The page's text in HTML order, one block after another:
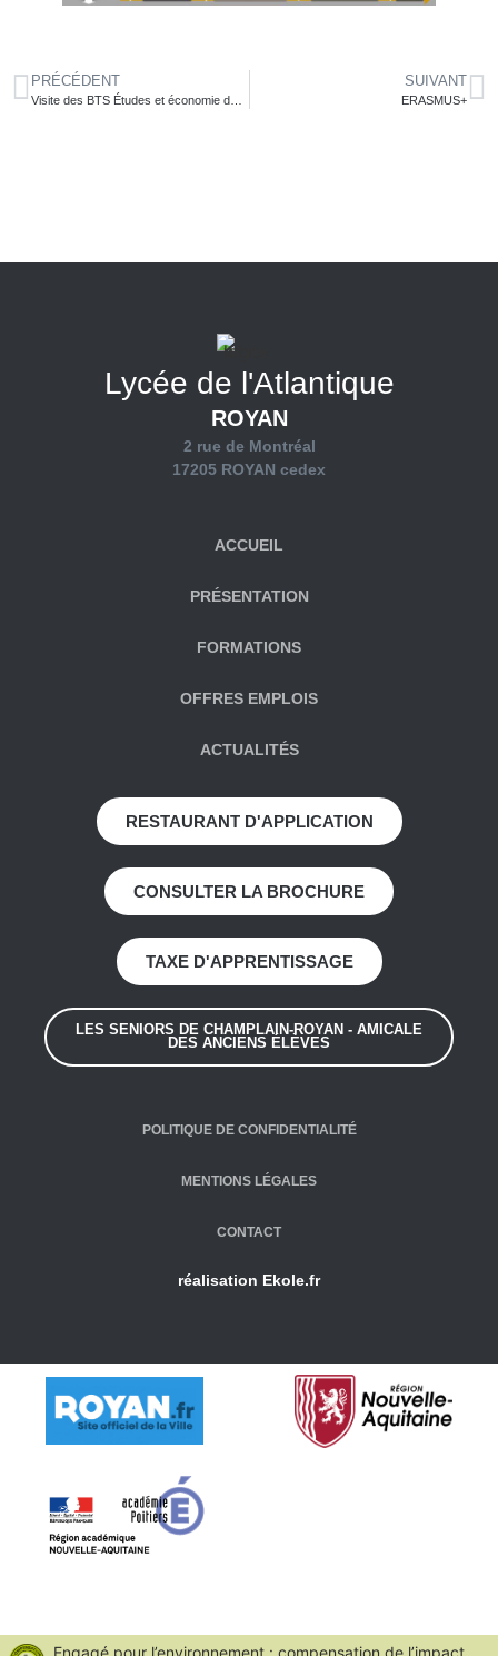
PRÉCÉDENT SUIVANT
ERASMUS+
Lycée de l'Atlantique
ROYAN
2 rue de Montréal
17205 ROYAN cedex
ACCUEIL
PRÉSENTATION
FORMATIONS
OFFRES EMPLOIS
ACTUALITÉS
RESTAURANT D'APPLICATION
CONSULTER LA BROCHURE
TAXE D'APPRENTISSAGE
LES SENIORS DE CHAMPLAIN-ROYAN - AMICALE
DES ANCIENS ÉLÈVES
POLITIQUE DE CONFIDENTIALITÉ
MENTIONS LÉGALES
CONTACT
réalisation Ekole.fr
Engagé pour l’environnement : compensation de l’impact